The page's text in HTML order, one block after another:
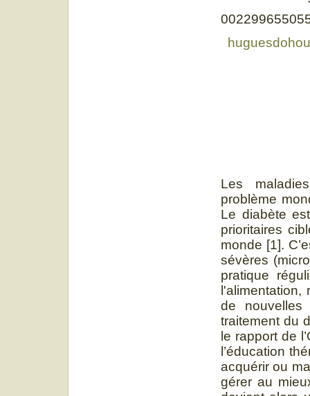
Les
problème
Le diabète
prioritaires
monde [1].
sévères
pratique
l'alimentation,
de nouvelles
traitement du
le rapport de
l’éducation
acquérir ou
gérer au